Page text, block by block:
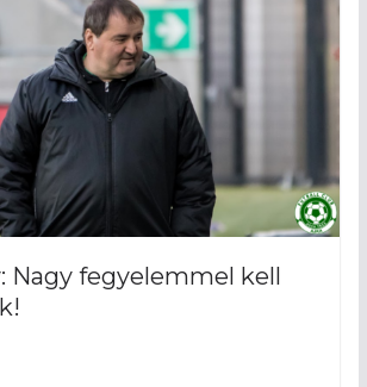
Nagy fegyelemmel kell